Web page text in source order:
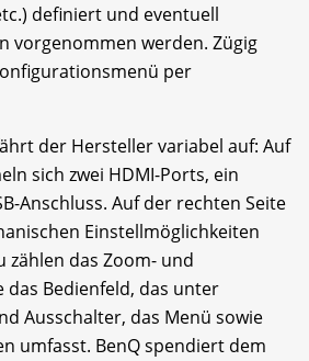
definiert und eventuell
vorgenommen werden. Zügig
per
der Hersteller variabel auf: Auf
sich zwei HDMI-Ports, ein
Anschluss. Auf der rechten Seite
Einstellmöglichkeiten
zählen das Zoom- und
das Bedienfeld, das unter
Ausschalter, das Menü sowie
umfasst. BenQ spendiert dem